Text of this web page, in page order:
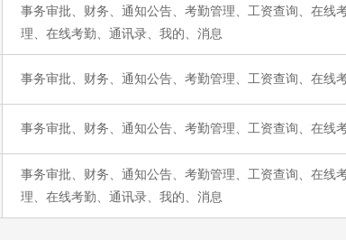
事务审批、财务、通知公告、考勤管理、工资查询、在线
理、在线考勤、通讯录、我的、消息
事务审批、财务、通知公告、考勤管理、工资查询、在线
事务审批、财务、通知公告、考勤管理、工资查询、在线
事务审批、财务、通知公告、考勤管理、工资查询、在线
理、在线考勤、通讯录、我的、消息